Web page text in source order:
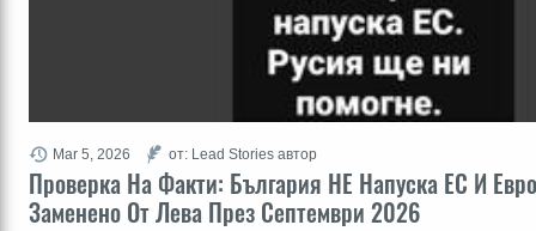
Проверка На Факти: България НЕ Напуска ЕС И
Заменено От Лева През Септември 2026
Mar 5, 2026 от: Lead Stories автор